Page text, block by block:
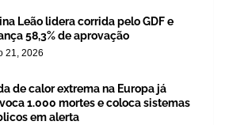
Leão lidera corrida pelo GDF e
58,3% de aprovação
21, 2026
de calor extrema na Europa já
1.000 mortes e coloca sistemas
em alerta